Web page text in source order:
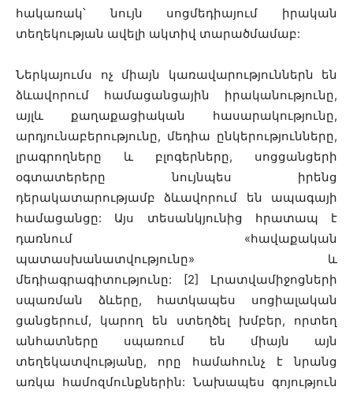
հակառակ՝ նույն սոցմեդիայում իրական
տեղեկության ավելի ակտիվ տարածմամաբ:
Ներկայումս ոչ միայն կառավարություններն են
ձևավորում համացանցային իրականությունը,
այլև քաղաքացիական հասարակությունը,
արդյունաբերությունը, մեդիա ընկերությունները,
լրագրողները և բլոգերները, սոցցանցերի
օգտատերերը նույնպես իրենց
դերակատարությամբ ձևավորում են ապագայի
համացանցը: Այս տեսանկյունից հրատապ է
դառնում «հավաքական
պատասխանատվությունը» և
մեդիագրագիտությունը: [2] Լրատվամիջոցների
սպառման ձևերը, հատկապես սոցիալական
ցանցերում, կարող են ստեղծել խմբեր, որտեղ
անհատները սպառում են միայն այն
տեղեկատվությանը, որը համահունչ է նրանց
առկա համոզմունքներին: Նախապես գոյություն